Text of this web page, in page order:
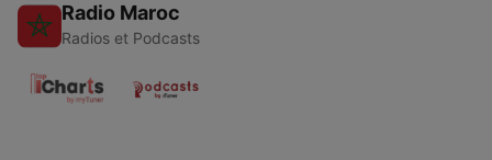
Radio Maroc
Radios et Podcasts